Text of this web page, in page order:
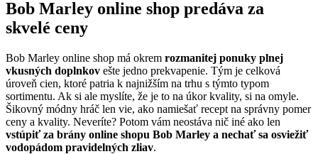
Bob Marley online shop predáva za
skvelé ceny
Bob Marley online shop má okrem rozmanitej ponuky plnej
vkusných doplnkov ešte jedno prekvapenie. Tým je celková
úroveň cien, ktoré patria k najnižším na trhu s týmto typom
sortimentu. Ak si ale myslíte, že je to na úkor kvality, si na omyle.
Šikovný módny hráč len vie, ako namiešať recept na správny pomer
ceny a kvality. Neveríte? Potom vám neostáva nič iné ako len
vstúpiť za brány online shopu Bob Marley a nechať sa osviežiť
vodopádom pravidelných zliav.